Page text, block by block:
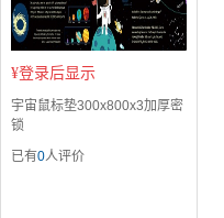
¥登录后显示
宇宙鼠标垫300x800x3加厚密
锁
已有0人评价